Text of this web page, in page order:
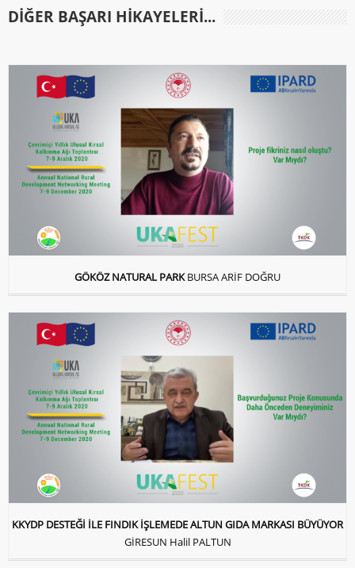
DIĞER BAŞARI HIKAYELERI...
GÖKÖZ NATURAL PARK BURSA ARİF DOĞRU
KKYDP DESTEĞİ İLE FINDIK İŞLEMEDE ALTUN GIDA MARKASI BÜYÜYOR
GİRESUN Halil PALTUN